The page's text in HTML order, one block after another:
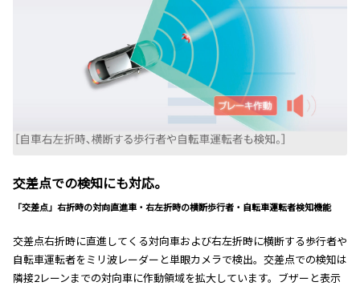
交差点での検知にも対応。
「交差点」右折時の対向直進車・右左折時の横断歩行者・自転車運転者検知機能
交差点右折時に直進してくる対向車および右左折時に横断する歩行者や
自転車運転者をミリ波レーダーと単眼カメラで検出。交差点での検知は
隣接2レーンまでの対向車に作動領域を拡大しています。ブザーと表示